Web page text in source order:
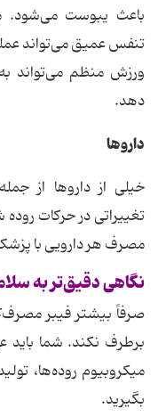
باعث یبوست می‌شود.
تنفس عمیق می‌تواند
ورزش منظم می‌تواند
دهد.
داروها
خیلی از داروها از
تغییراتی در حرکات
مصرف هر دارویی با
نگاهی دقیق‌تر به
صرفاً بیشتر فیبر
برطرف نکند. شما باید
میکروبیوم روده‌ها،
بگیرید.